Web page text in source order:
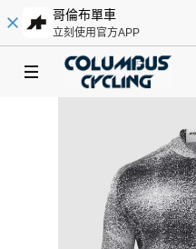
哥倫布單車
立刻使用官方APP